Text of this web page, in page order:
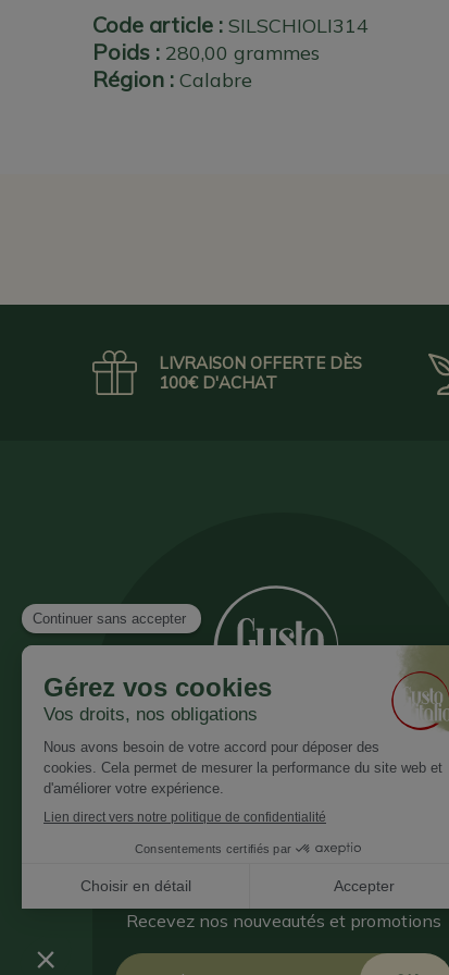
Code article : SILSCHIOLI314
Poids : 280,00 grammes
Région : Calabre
LIVRAISON OFFERTE DÈS
100€ D'ACHAT
Inscrivez vous à notre newsletter
Recevez nos nouveautés et promotions
Email